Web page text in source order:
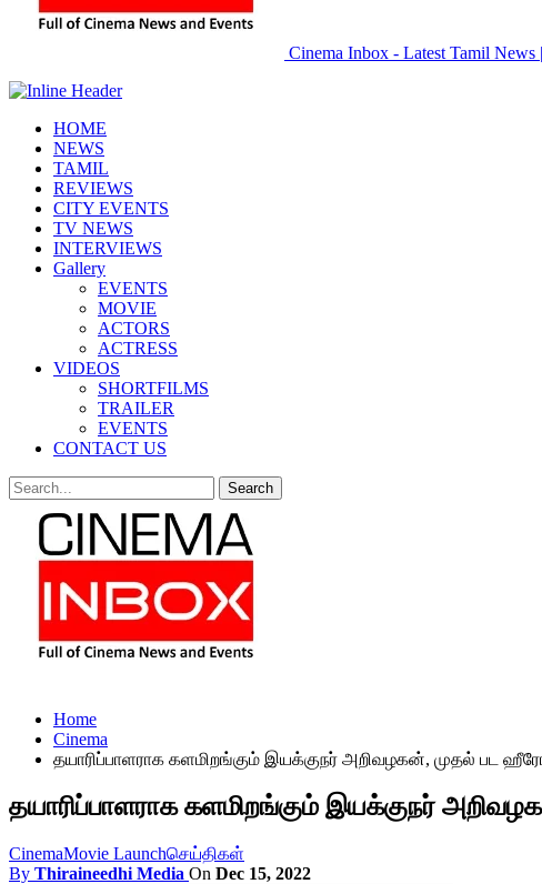
Cinema Inbox - Latest Tamil
HOME
NEWS
TAMIL
REVIEWS
CITY EVENTS
TV NEWS
INTERVIEWS
Gallery
EVENTS
MOVIE
ACTORS
ACTRESS
VIDEOS
SHORTFILMS
TRAILER
EVENTS
CONTACT US
Home
Cinema
தயாரிப்பாளராக களமிறங்கும் இயக்குநர் அறிவழகன், முதல் பட
தயாரிப்பாளராக களமிறங்கும் இயக்குநர்
CinemaMovie Launchசெய்திகள்
By Thiraineedhi Media On Dec 15, 2022